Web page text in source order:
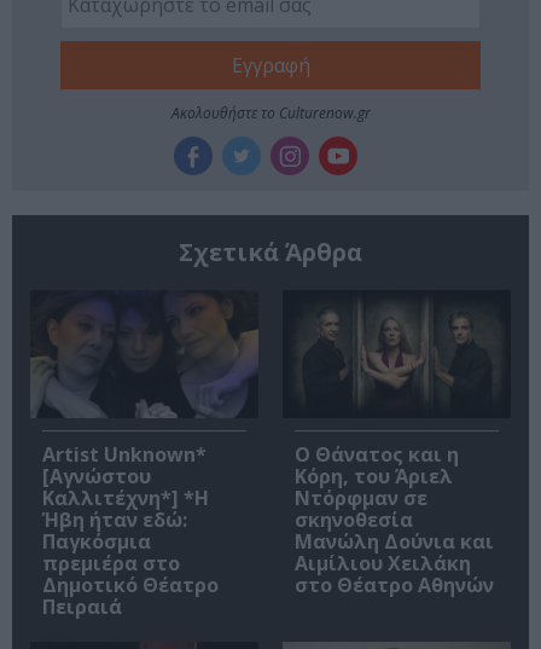
Ακολουθήστε το Culturenow.gr
Σχετικά Άρθρα
Artist Unknown*
[Αγνώστου
Καλλιτέχνη*] *Η
Ήβη ήταν εδώ:
Παγκόσμια
πρεμιέρα στο
Δημοτικό Θέατρο
Πειραιά
Ο Θάνατος και η
Κόρη, του Άριελ
Ντόρφμαν σε
σκηνοθεσία
Μανώλη Δούνια και
Αιμίλιου Χειλάκη
στο Θέατρο Αθηνών